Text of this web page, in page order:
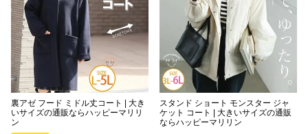
裏アゼ フード ミドル丈コート | 大き
いサイズの通販ならハッピーマリリ
ン
スタンド ショート モンスター ジャ
ケット コート | 大きいサイズの通販
ならハッピーマリリン